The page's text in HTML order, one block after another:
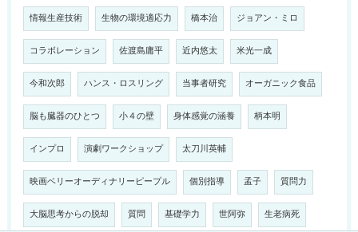
情報生産技術 生物の環境適応力 橋本治 ジョアン・ミロ
コラボレーション 佐渡島庸平 近内悠太 米光一成
今和次郎 ハンス・ロスリング 当事者研究 オーガニック食品
脳も臓器のひとつ 小４の壁 身体感覚の涵養 柄本明
インプロ 演劇ワークショップ 太刀川英輔
映画ベリーオーディナリーピープル 個別指導 孟子 質問力
大脳思考からの脱却 質問 基礎学力 世阿弥 生老病死